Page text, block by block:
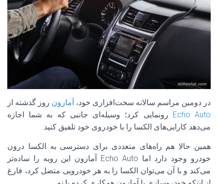
در دومین مراسم سالانه سخت‌افزاری خود، آمازون روز گذشته از
Echo Auto رونمایی کرد؛ وسیله‌ای جانبی که به شما اجازه
می‌دهد کارایی‌های الکسا را با خودروی خود تلفیق کنید.
همین حالا هم راه‌های متعددی برای دسترسی به الکسا درون
خودرو وجود دارد اما Echo Auto آمازون این رویه را ساده‌تر
می‌کند و با آن می‌توان الکسا را به هر خودرویی متصل کرد، فارغ